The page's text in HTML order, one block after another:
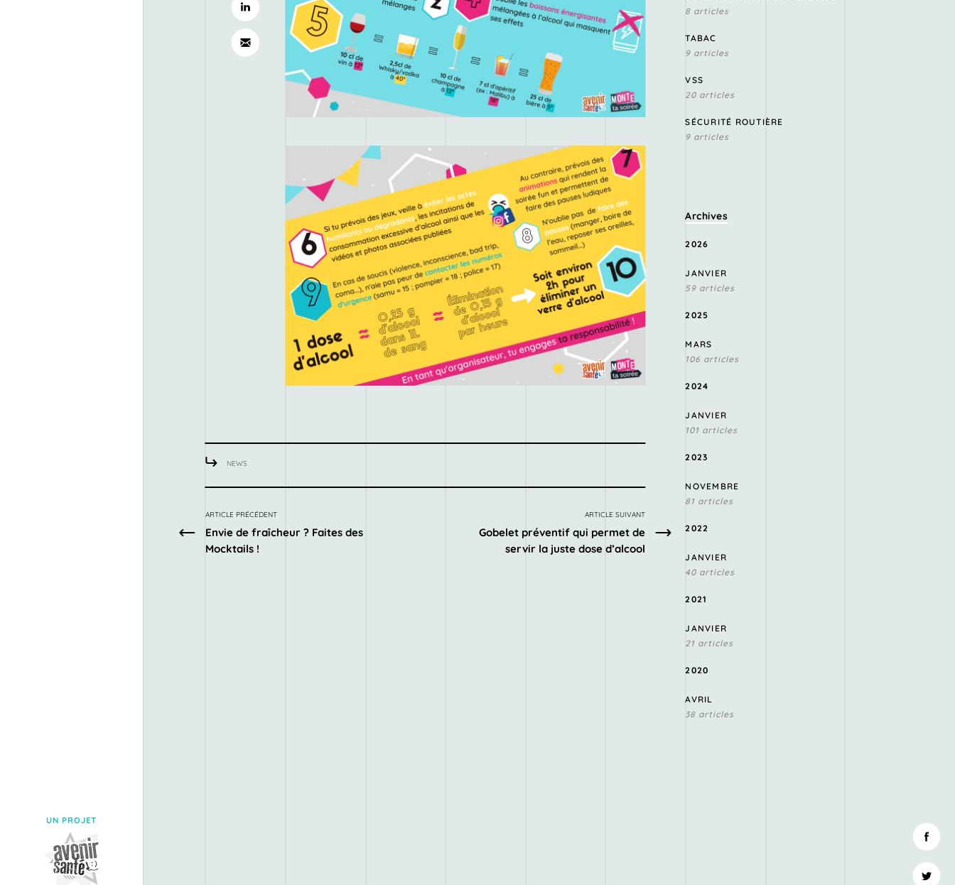
UN PROJET
NEWS
ARTICLE PRÉCÉDENT
Envie de fraîcheur ? Faites des
Mocktails !
ARTICLE SUIVANT
Gobelet préventif qui permet de
servir la juste dose d’alcool
8 articles
TABAC
9 articles
VSS
20 articles
SÉCURITÉ ROUTIÈRE
9 articles
Archives
2026
JANVIER
59 articles
2025
MARS
106 articles
2024
JANVIER
101 articles
2023
NOVEMBRE
81 articles
2022
JANVIER
40 articles
2021
JANVIER
21 articles
2020
AVRIL
38 articles